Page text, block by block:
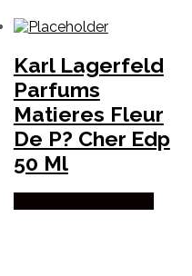
Karl Lagerfeld
Parfums
Matieres Fleur
De P? Cher Edp
50 Ml